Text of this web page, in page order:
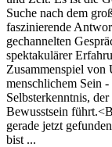
Suche nach dem
faszinierende
gechannelten
spektakulärer
Zusammenspiel von
menschlichem Sein
Selbsterkenntnis,
Bewusstsein
gerade jetzt
bist ...